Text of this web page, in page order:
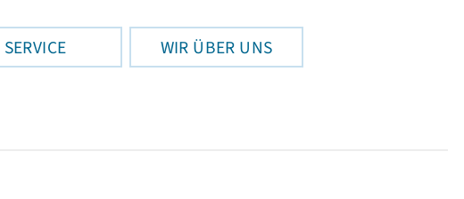
SERVICE WIR ÜBER UNS